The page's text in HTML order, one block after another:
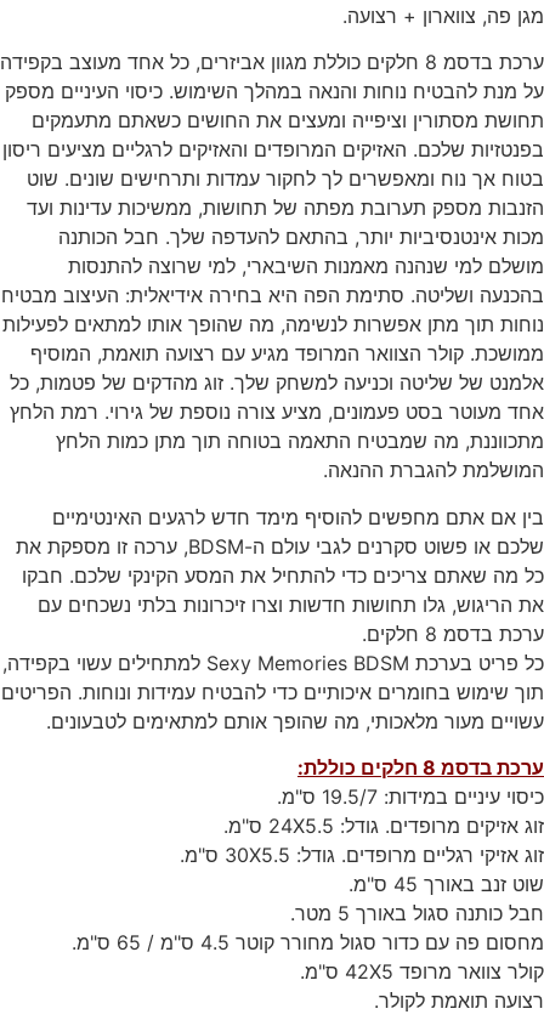
מגן פה, צווארון + רצועה.
ערכת בדסמ 8 חלקים כוללת מגוון אביזרים, כל אחד מעוצב בקפידה
על מנת להבטיח נוחות והנאה במהלך השימוש. כיסוי העיניים מספק
תחושת מסתורין וציפייה ומעצים את החושים כשאתם מתעמקים
בפנטזיות שלכם. האזיקים המרופדים והאזיקים לרגליים מציעים ריסון
בטוח אך נוח ומאפשרים לך לחקור עמדות ותרחישים שונים. שוט
הזנבות מספק תערובת מפתה של תחושות, ממשיכות עדינות ועד
מכות אינטנסיביות יותר, בהתאם להעדפה שלך. חבל הכותנה
מושלם למי שנהנה מאמנות השיבארי, למי שרוצה להתנסות
בהכנעה ושליטה. סתימת הפה היא בחירה אידיאלית: העיצוב מבטיח
נוחות תוך מתן אפשרות לנשימה, מה שהופך אותו למתאים לפעילות
ממושכת. קולר הצוואר המרופד מגיע עם רצועה תואמת, המוסיף
אלמנט של שליטה וכניעה למשחק שלך. זוג מהדקים של פטמות, כל
אחד מעוטר בסט פעמונים, מציע צורה נוספת של גירוי. רמת הלחץ
מתכווננת, מה שמבטיח התאמה בטוחה תוך מתן כמות הלחץ
המושלמת להגברת ההנאה.
בין אם אתם מחפשים להוסיף מימד חדש לרגעים האינטימיים
שלכם או פשוט סקרנים לגבי עולם ה-BDSM, ערכה זו מספקת את
כל מה שאתם צריכים כדי להתחיל את המסע הקינקי שלכם. חבקו
את הריגוש, גלו תחושות חדשות וצרו זיכרונות בלתי נשכחים עם
ערכת בדסמ 8 חלקים.
כל פריט בערכת Sexy Memories BDSM למתחילים עשוי בקפידה,
תוך שימוש בחומרים איכותיים כדי להבטיח עמידות ונוחות. הפריטים
עשויים מעור מלאכותי, מה שהופך אותם למתאימים לטבעונים.
ערכת בדסמ 8 חלקים כוללת:
כיסוי עיניים במידות: 19.5/7 ס"מ.
זוג אזיקים מרופדים. גודל: 24X5.5 ס"מ.
זוג אזיקי רגליים מרופדים. גודל: 30X5.5 ס"מ.
שוט זנב באורך 45 ס"מ.
חבל כותנה סגול באורך 5 מטר.
מחסום פה עם כדור סגול מחורר קוטר 4.5 ס"מ / 65 ס"מ.
קולר צוואר מרופד 42X5 ס"מ.
רצועה תואמת לקולר.